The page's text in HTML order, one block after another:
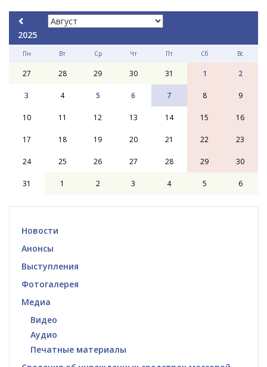
2025
Пн Вт Ср Чт Пт Сб Вс
27 28 29 30 31 1 2
3 4 5 6 7 8 9
10 11 12 13 14 15 16
17 18 19 20 21 22 23
24 25 26 27 28 29 30
31 1 2 3 4 5 6
Новости
Анонсы
Выступления
Фотогалерея
Медиа
Видео
Аудио
Печатные материалы